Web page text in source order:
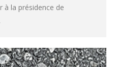
à la présidence de